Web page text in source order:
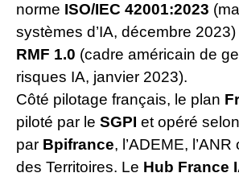
norme ISO/IEC 42001:2023
systèmes d’IA, décembre 2023)
RMF 1.0 (cadre américain de
risques IA, janvier 2023).
Côté pilotage français, le plan
piloté par le SGPI et opéré
par Bpifrance, l’ADEME,
des Territoires. Le Hub France